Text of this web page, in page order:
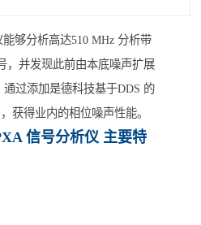
够分析高达510 MHz 分析带
，并发现此前由本底噪声扩展
通过添加是德科技基于DDS 的
获得业内的相位噪声性能。
信号分析仪 主要特